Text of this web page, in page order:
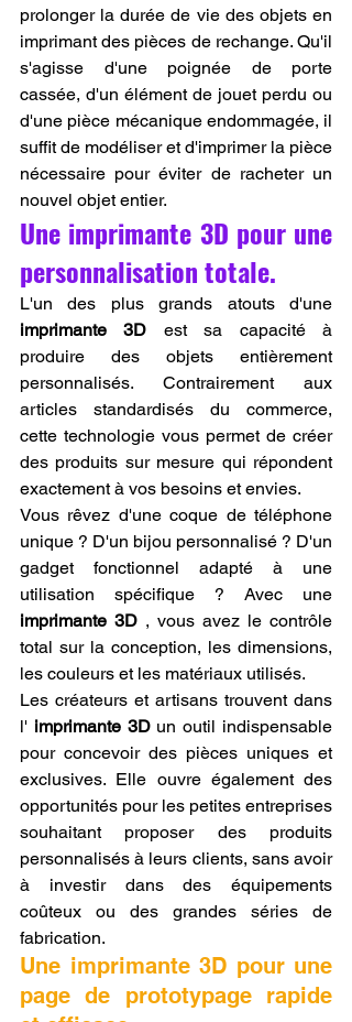
prolonger la durée de vie des objets en
imprimant des pièces de rechange. Qu'il
s'agisse d'une poignée de porte
cassée, d'un élément de jouet perdu ou
d'une pièce mécanique endommagée, il
suffit de modéliser et d'imprimer la pièce
nécessaire pour éviter de racheter un
nouvel objet entier.
Une imprimante 3D pour une
personnalisation totale.
imprimante 3D est sa capacité à
produire des objets entièrement
personnalisés. Contrairement aux
articles standardisés du commerce,
cette technologie vous permet de créer
des produits sur mesure qui répondent
exactement à vos besoins et envies.
Vous rêvez d'une coque de téléphone
unique ? D'un bijou personnalisé ? D'un
gadget fonctionnel adapté à une
imprimante 3D , vous avez le contrôle
total sur la conception, les dimensions,
les couleurs et les matériaux utilisés.
Les créateurs et artisans trouvent dans
l' imprimante 3D un outil indispensable
pour concevoir des pièces uniques et
exclusives. Elle ouvre également des
opportunités pour les petites entreprises
souhaitant proposer des produits
personnalisés à leurs clients, sans avoir
à investir dans des équipements
coûteux ou des grandes séries de
fabrication.
Une imprimante 3D pour une
page de prototypage rapide